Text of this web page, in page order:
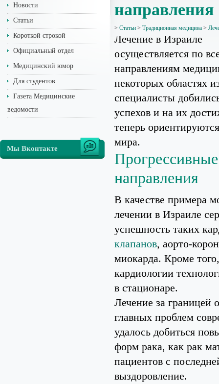
Новости
Статьи
Короткой строкой
Официальный отдел
Медицинский юмор
Для студентов
Газета Медицинские
ведомости
Мы Вконтакте
направления
> Статьи > Традиционная медицина >
Лечение в Израиле
осуществляется по
направлениям
некоторых областях
специалисты
успехов и на их
теперь
мира.
Прогрессивные
направления
В качестве примера
лечении в Израиле
успешность таких
клапанов, аорто-
миокарда. Кроме
кардиологии
в стационаре.
Лечение за границей
главных проблем
удалось добиться
форм рака, как рак
пациентов с
выздоровление.